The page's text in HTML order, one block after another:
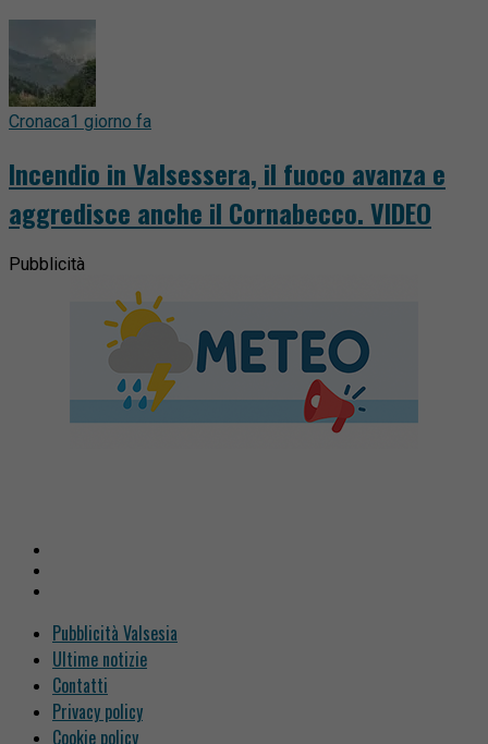
Cronaca1 giorno fa
Incendio in Valsessera, il fuoco avanza e
aggredisce anche il Cornabecco. VIDEO
Pubblicità
Pubblicità Valsesia
Ultime notizie
Contatti
Privacy policy
Cookie policy